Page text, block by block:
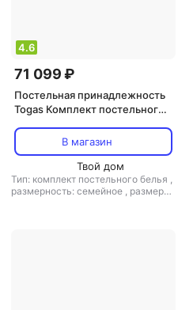
4.6
71 099 ₽
Постельная принадлежность
Togas Комплект постельного
дуэт бело-зеленый
В магазин
Твой дом
Тип: комплект постельного белья ,
размерность: семейное , размер